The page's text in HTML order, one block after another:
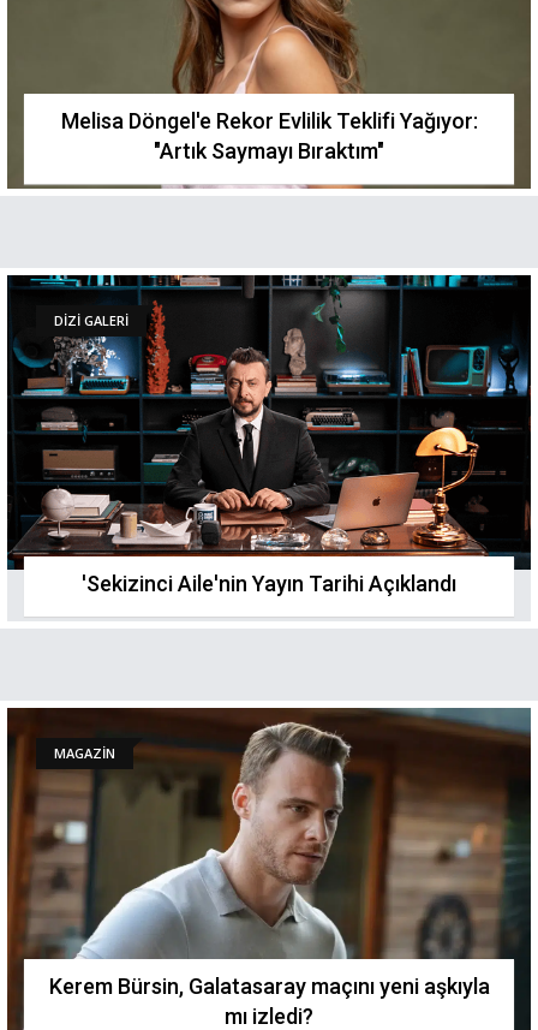
Melisa Döngel'e Rekor Evlilik Teklifi Yağıyor:
"Artık Saymayı Bıraktım"
DİZİ GALERİ
'Sekizinci Aile'nin Yayın Tarihi Açıklandı
MAGAZİN
Kerem Bürsin, Galatasaray maçını yeni aşkıyla
mı izledi?